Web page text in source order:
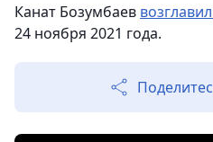
Канат Бозумбаев возглавил
24 ноября 2021 года.